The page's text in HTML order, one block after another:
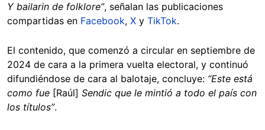
Y bailarin de folklore”, señalan las publicaciones
compartidas en Facebook, X y TikTok.
El contenido, que comenzó a circular en septiembre de
2024 de cara a la primera vuelta electoral, y continuó
difundiéndose de cara al balotaje, concluye: “Este está
como fue [Raúl] Sendic que le mintió a todo el país con
los títulos”.